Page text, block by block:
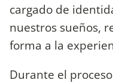
cargado de
nuestros sueños,
forma a la
Durante el